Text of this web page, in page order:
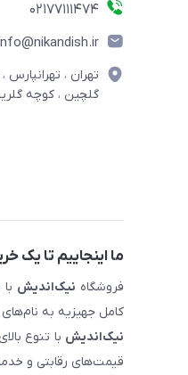
02177111474
تهران ، تهرانپارس
گلچین ، کوچه گلریز 4 غربی ، پلاک
ما اینجاییم تا یک
فروشگاه نیک‌اندیش
کامل جهیزیه به
نیک‌اندیش با تنوع
قیمت‌های رقابتی و